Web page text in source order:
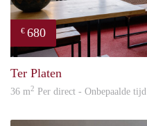
€ 680
Ter Platen
36 m2 Per direct - Onbepaalde tijd